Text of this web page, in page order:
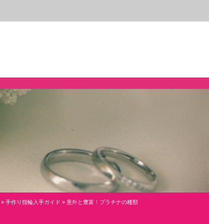
» 手作り指輪入手ガイド » 意外と豊富！プラチナの種類